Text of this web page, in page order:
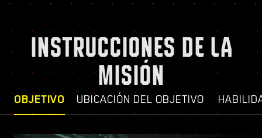
INSTRUCCIONES DE LA
MISIÓN
OBJETIVO UBICACIÓN DEL OBJETIVO